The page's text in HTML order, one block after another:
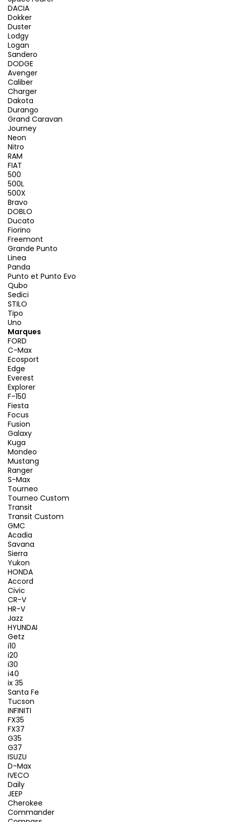
DACIA
Dokker
Duster
Lodgy
Logan
Sandero
DODGE
Avenger
Caliber
Charger
Dakota
Durango
Grand Caravan
Journey
Neon
Nitro
RAM
FIAT
500
500L
500X
Bravo
DOBLO
Ducato
Fiorino
Freemont
Grande Punto
Linea
Panda
Punto et Punto Evo
Qubo
Sedici
STILO
Tipo
Uno
Marques
FORD
C-Max
Ecosport
Edge
Everest
Explorer
F-150
Fiesta
Focus
Fusion
Galaxy
Kuga
Mondeo
Mustang
Ranger
S-Max
Tourneo
Tourneo Custom
Transit
Transit Custom
GMC
Acadia
Savana
Sierra
Yukon
HONDA
Accord
Civic
CR-V
HR-V
Jazz
HYUNDAI
Getz
i10
i20
i30
i40
ix 35
Santa Fe
Tucson
INFINITI
FX35
FX37
G35
G37
ISUZU
D-Max
IVECO
Daily
JEEP
Cherokee
Commander